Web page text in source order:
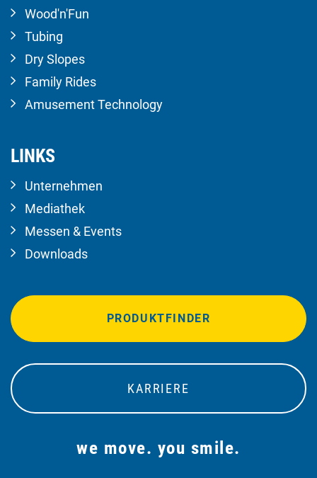
Wood'n'Fun
Tubing
Dry Slopes
Family Rides
Amusement Technology
LINKS
Unternehmen
Mediathek
Messen & Events
Downloads
PRODUKTFINDER
KARRIERE
we move. you smile.